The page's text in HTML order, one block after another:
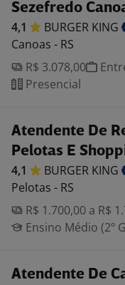
Sezefredo
4,1 BURGER KING
Canoas - RS
R$ 3.078,00
Presencial
Atendente De
Pelotas E
4,1 BURGER KING
Pelotas - RS
R$ 1.700,00 a R$
Ensino Médio (2º
Atendente De